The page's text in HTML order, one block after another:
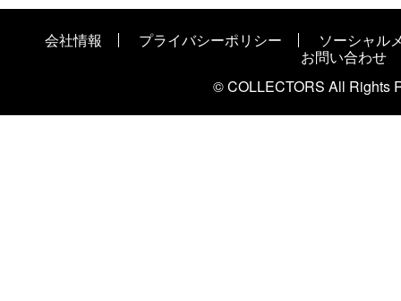
会社情報 プライバシーポリシー
ソーシャル
お問い合わせ
© COLLECTORS All Rights